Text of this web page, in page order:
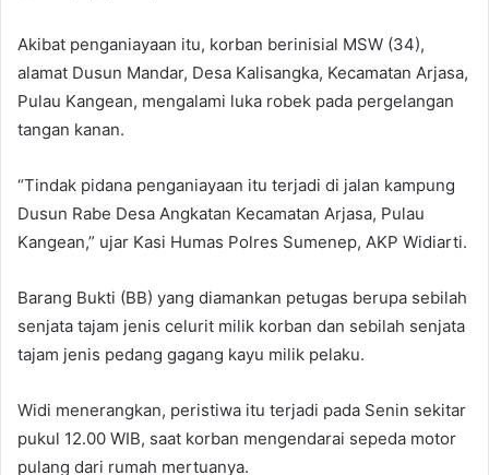
Akibat penganiayaan itu, korban berinisial MSW (34),
alamat Dusun Mandar, Desa Kalisangka, Kecamatan Arjasa,
Pulau Kangean, mengalami luka robek pada pergelangan
tangan kanan.
“Tindak pidana penganiayaan itu terjadi di jalan kampung
Dusun Rabe Desa Angkatan Kecamatan Arjasa, Pulau
Kangean,” ujar Kasi Humas Polres Sumenep, AKP Widiarti.
Barang Bukti (BB) yang diamankan petugas berupa sebilah
senjata tajam jenis celurit milik korban dan sebilah senjata
tajam jenis pedang gagang kayu milik pelaku.
Widi menerangkan, peristiwa itu terjadi pada Senin sekitar
pukul 12.00 WIB, saat korban mengendarai sepeda motor
pulang dari rumah mertuanya.